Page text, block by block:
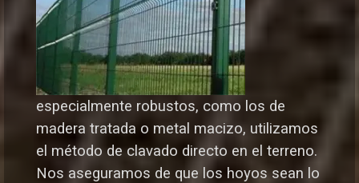
especialmente robustos, como los de
madera tratada o metal macizo, utilizamos
el método de clavado directo en el terreno.
Nos aseguramos de que los hoyos sean lo